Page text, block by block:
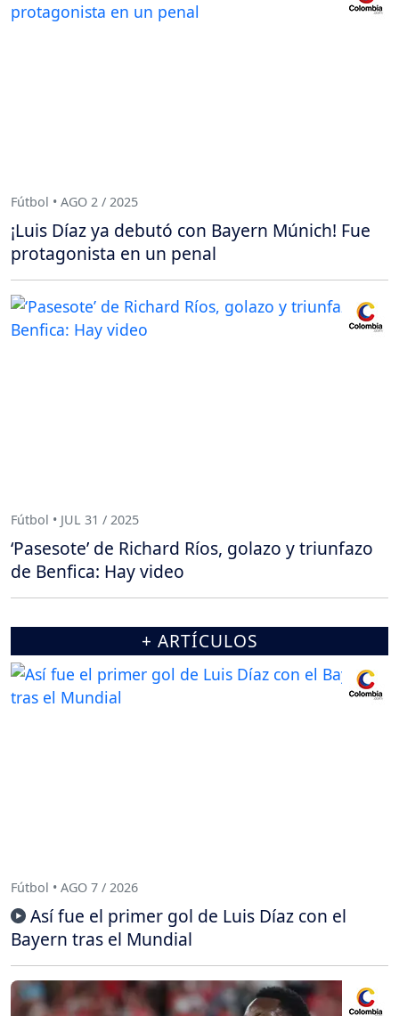
Fútbol • AGO 2 / 2025
¡Luis Díaz ya debutó con Bayern Múnich! Fue
protagonista en un penal
Fútbol • JUL 31 / 2025
‘Pasesote’ de Richard Ríos, golazo y triunfazo
de Benfica: Hay video
+ ARTÍCULOS
Fútbol • AGO 7 / 2026
Así fue el primer gol de Luis Díaz con el
Bayern tras el Mundial